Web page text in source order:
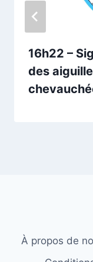
16h22 –
des
À propos de